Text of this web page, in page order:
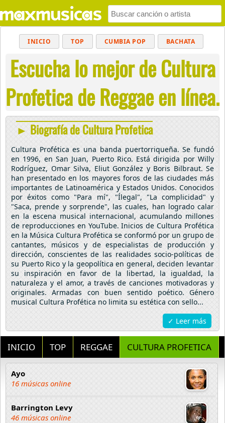
INICIO TOP CUMBIA POP BACHATA
MUSICA CRISTIANA REGGAETON
BALADAS ALTERNATIVO ELECTRÓNICA
CUMBIAS
Escucha lo mejor de Cultura
Profetica de Reggae en línea.
► Biografía de Cultura Profetica
Cultura Profética es una banda puertorriqueña. Se fundó
en 1996, en San Juan, Puerto Rico. Está dirigida por Willy
Rodríguez, Omar Silva, Eliut González y Boris Bilbraut. Se
han presentado en los mayores foros de las ciudades más
importantes de Latinoamérica y Estados Unidos. Conocidos
por éxitos como "Para mí", "Ílegal", "La complicidad" y
"Saca, prende y sorprende", las cuales, han logrado calar
en la escena musical internacional, acumulando millones
de reproducciones en YouTube. Inicios de Cultura Profética
en la Música Cultura Profética se conformó por un grupo de
cantantes, músicos y de especialistas de producción y
dirección, conscientes de las realidades socio-políticas de
su Puerto Rico y la geopolítica en general, deciden levantar
su inspiración en favor de la libertad, la igualdad, la
naturaleza y el amor, a través de canciones motivadoras y
originales. Armadas con buen sentido poético. Género
musical Cultura Profética no limita su estética con sello...
✓ Leer más
INICIO TOP REGGAE CULTURA PROFETICA
Ayo
16 músicas online
Barrington Levy
46 músicas online